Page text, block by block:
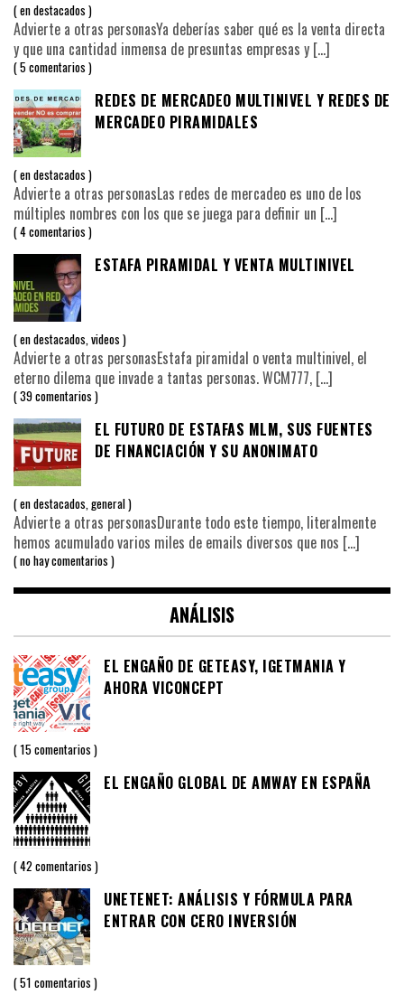
endestacados
Advierte a otras personasYa deberías saber qué es la venta directa
y que una cantidad inmensa de presuntas empresas y […]
5 comentarios
REDES DE MERCADEO MULTINIVEL Y REDES DE
MERCADEO PIRAMIDALES
endestacados
Advierte a otras personasLas redes de mercadeo es uno de los
múltiples nombres con los que se juega para definir un […]
4 comentarios
ESTAFA PIRAMIDAL Y VENTA MULTINIVEL
endestacados,videos
Advierte a otras personasEstafa piramidal o venta multinivel, el
eterno dilema que invade a tantas personas. WCM777, […]
39 comentarios
EL FUTURO DE ESTAFAS MLM, SUS FUENTES
DE FINANCIACIÓN Y SU ANONIMATO
endestacados,general
Advierte a otras personasDurante todo este tiempo, literalmente
hemos acumulado varios miles de emails diversos que nos […]
no hay comentarios
ANÁLISIS
EL ENGAÑO DE GETEASY, IGETMANIA Y
AHORA VICONCEPT
15 comentarios
EL ENGAÑO GLOBAL DE AMWAY EN ESPAÑA
42 comentarios
UNETENET: ANÁLISIS Y FÓRMULA PARA
ENTRAR CON CERO INVERSIÓN
51 comentarios